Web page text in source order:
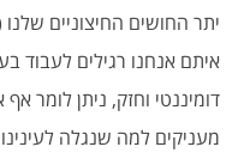
יתר החושים החיצוניים
איתם אנחנו רגילים לעבוד
דומיננטי וחזק, ניתן לומר
מעניקים למה שנגלה